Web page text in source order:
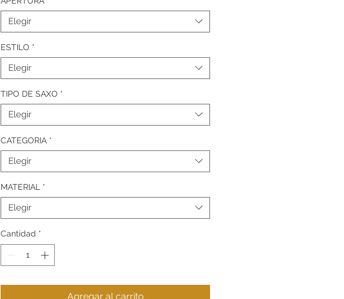
Elegir
ESTILO *
Elegir
TIPO DE SAXO *
Elegir
CATEGORIA *
Elegir
MATERIAL *
Elegir
Cantidad *
Agregar al carrito